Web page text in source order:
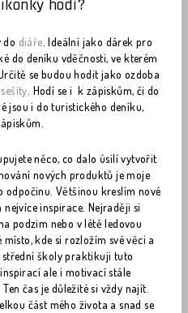
hodí?
do diáře . Ideální jako dárek pro
do deníku vděčnosti, ve kterém
se budou hodit jako ozdoba
sešity . Hodí se i k zápiskům, či do
jsou i do turistického deníku,
něco, co dalo úsilí vytvořit
nových produktů je moje
odpočinu. Většinou kreslím nové
inspirace. Nejraději si
podzim nebo v létě ledovou
kde si rozložím své věci a
školy praktikuji tuto
ale i motivací stále
čas je důležité si vždy najít.
část mého života a snad se